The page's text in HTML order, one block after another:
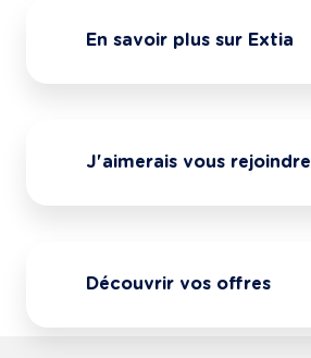
En savoir plus sur Extia
J'aimerais vous rejoindre
Découvrir vos offres